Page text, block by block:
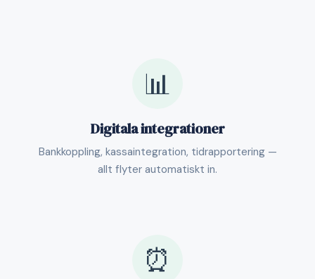
📊
Digitala integrationer
Bankkoppling, kassaintegration, tidrapportering —
allt flyter automatiskt in.
⏰